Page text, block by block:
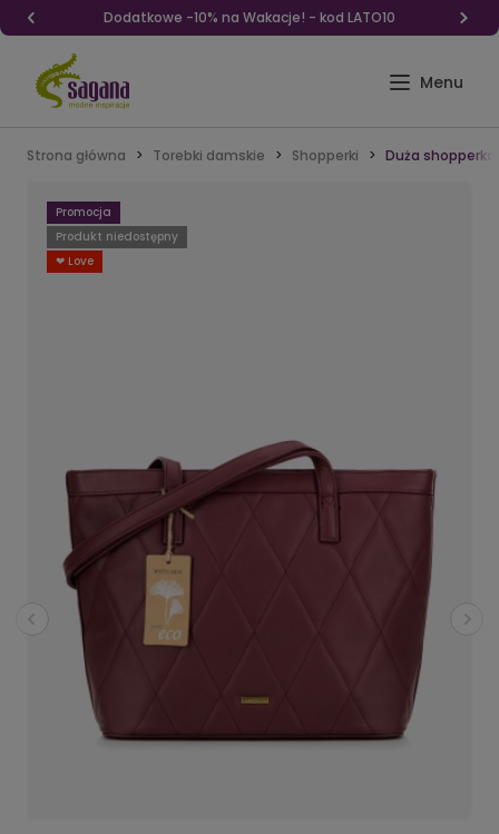
Dodatkowe -10% na Wakacje! - kod LATO10
Strona główna Torebki damskie Shopperki Duża
Promocja
Produkt niedostępny
❤ Love